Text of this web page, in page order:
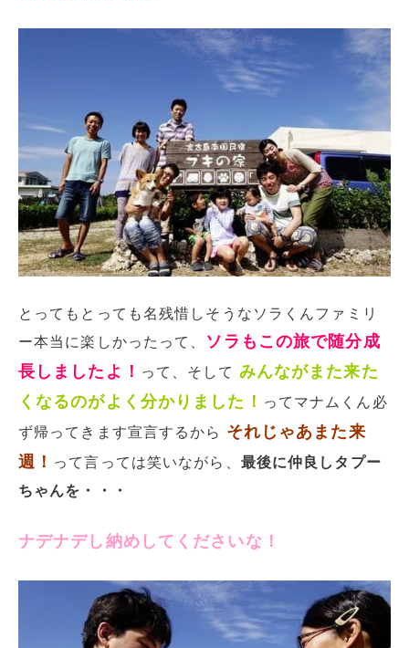
とってもとっても名残惜しそうなソラくんファミリ
ー本当に楽しかったって、 ソラもこの旅で随分成
長しましたよ！ って、そして みんながまた来た
くなるのがよく分かりました！ ってマナムくん必
ず帰ってきます宣言するから それじゃあまた来
週！ って言っては笑いながら、 最後に仲良しタプー
ちゃんを・・・
ナデナデし納めしてくださいな！